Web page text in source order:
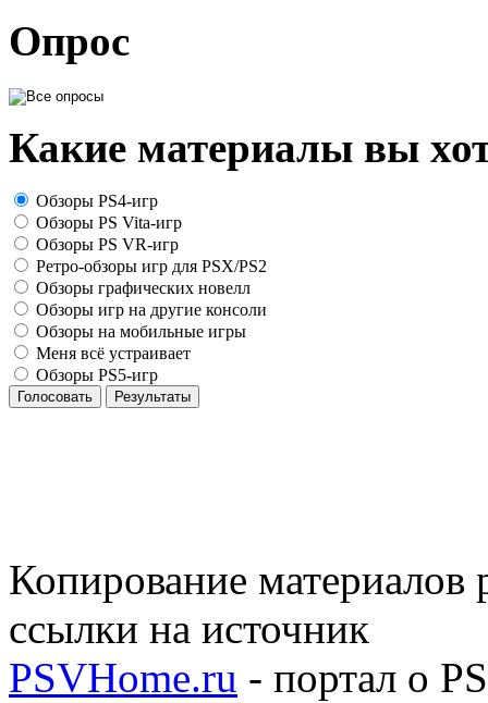
Опрос
Какие материалы вы
Обзоры PS4-игр
Обзоры PS Vita-игр
Обзоры PS VR-игр
Ретро-обзоры игр для PSX/PS2
Обзоры графических новелл
Обзоры игр на другие консоли
Обзоры на мобильные игры
Меня всё устраивает
Обзоры PS5-игр
Голосовать Результаты
Копирование материалов
ссылки на источник
PSVHome.ru - портал о